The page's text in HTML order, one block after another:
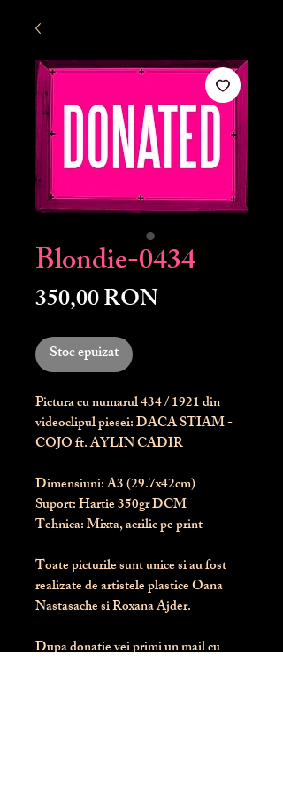
Blondie-0434
350,00 RONPreț
Stoc epuizat
Pictura cu numarul434/ 1921 din
videoclipul piesei: DACA STIAM -
COJO ft. AYLIN CADIR
Dimensiuni: A3 (29.7x42cm)
Suport: Hartie 350gr DCM
Tehnica: Mixta, acrilic pe print
Toate picturile sunt unice si au fost
realizate de artistele plastice Oana
Nastasache si Roxana Ajder.
Dupa donatie vei primi un mail cu